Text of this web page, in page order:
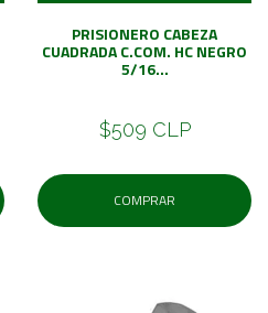
PRISIONERO CABEZA
CUADRADA C.COM. HC NEGRO
5/16...
$509 CLP
COMPRAR